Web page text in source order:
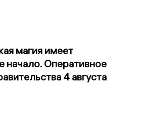
магия имеет
начало. Оперативное
4 августа